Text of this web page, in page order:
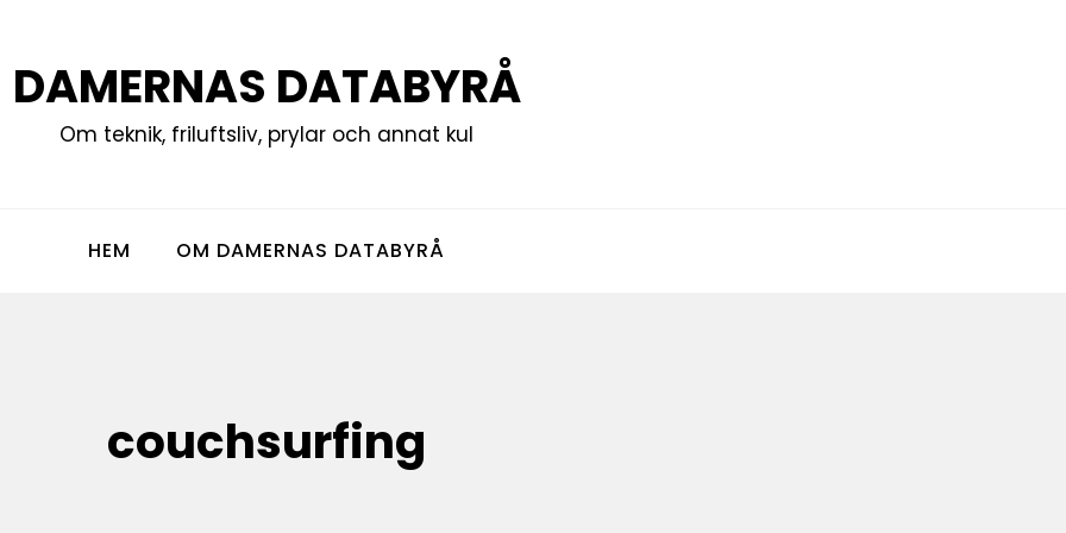
DAMERNAS DATABYRÅ
Om teknik, friluftsliv, prylar och annat kul
HEM OM DAMERNAS DATABYRÅ
couchsurfing